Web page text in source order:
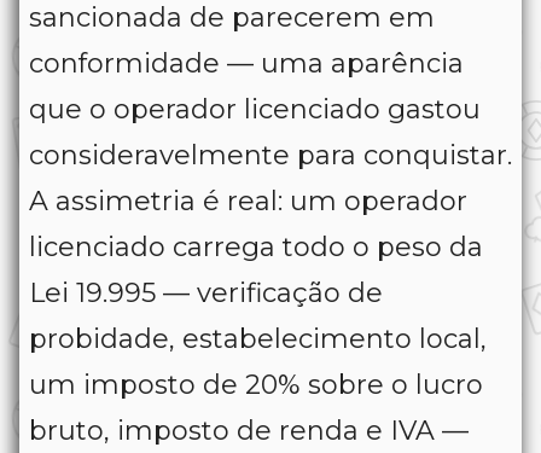
sancionada de parecerem em
conformidade — uma aparência
que o operador licenciado gastou
consideravelmente para conquistar.
A assimetria é real: um operador
licenciado carrega todo o peso da
Lei 19.995 — verificação de
probidade, estabelecimento local,
um imposto de 20% sobre o lucro
bruto, imposto de renda e IVA —